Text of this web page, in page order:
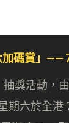
加碼賞」——
抽獎活動，
期六於全